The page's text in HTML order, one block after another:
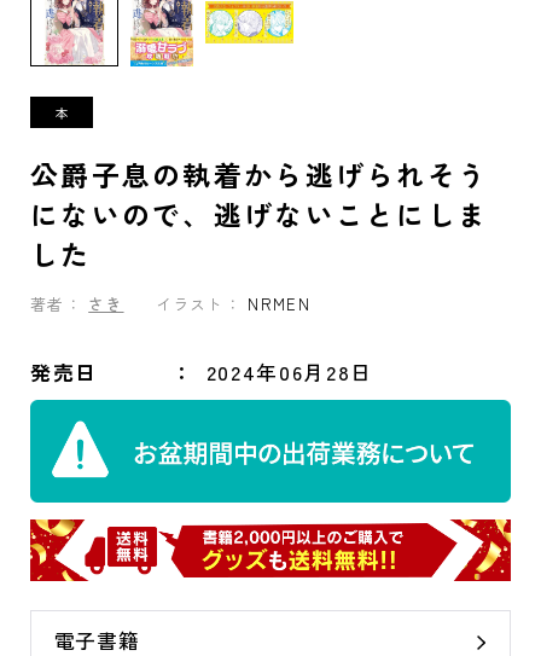
公爵子息の執着から逃げられそう
にないので、逃げないことにしま
した
著者： さき イラスト： NRMEN
発売日 2024年06月28日
電子書籍